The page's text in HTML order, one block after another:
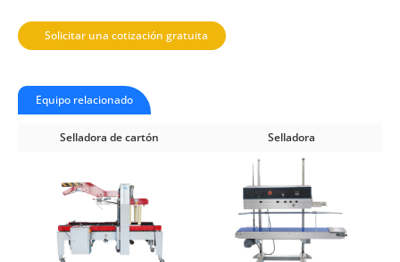
Solicitar una cotización gratuita
Equipo relacionado
Selladora de cartón Selladora